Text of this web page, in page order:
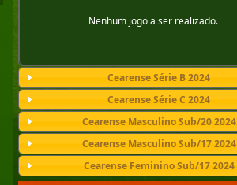
Nenhum jogo a ser realizado.
Cearense Série B 2024
Cearense Série C 2024
Cearense Masculino Sub/20 2024
Cearense Masculino Sub/17 2024
Cearense Feminino Sub/17 2024